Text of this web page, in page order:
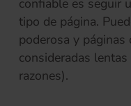
confiable es seguir
tipo de página.
poderosa y
consideradas
razones).